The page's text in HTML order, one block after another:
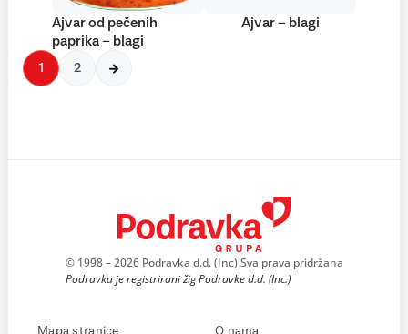
Ajvar od pečenih
paprika – blagi
Ajvar – blagi
1 2
© 1998 – 2026 Podravka d.d. (Inc) Sva prava pridržana
Podravka je registrirani žig Podravke d.d. (Inc.)
Mapa stranice O nama